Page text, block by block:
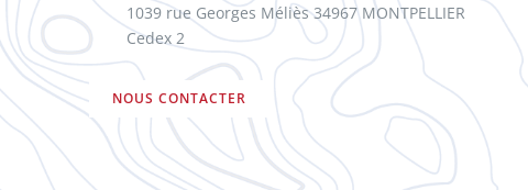
1039 rue Georges Méliès 34967 MONTPELLIER
Cedex 2
NOUS CONTACTER